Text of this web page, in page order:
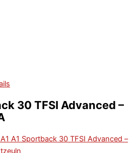
30 TFSI Advanced –